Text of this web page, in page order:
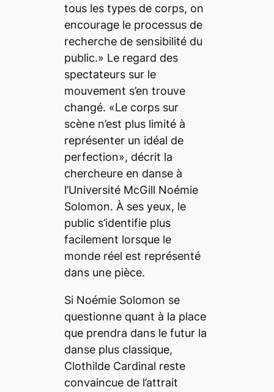
tous les types de corps, on
encourage le processus de
recherche de sensibilité du
public.» Le regard des
spectateurs sur le
mouvement s’en trouve
changé. «Le corps sur
scène n’est plus limité à
représenter un idéal de
perfection», décrit la
chercheure en danse à
l’Université McGill Noémie
Solomon. À ses yeux, le
public s’identifie plus
facilement lorsque le
monde réel est représenté
dans une pièce.
Si Noémie Solomon se
questionne quant à la place
que prendra dans le futur la
danse plus classique,
Clothilde Cardinal reste
convaincue de l’attrait